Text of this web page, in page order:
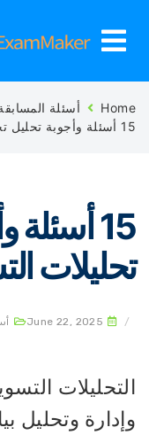
أسئلة المسابقة
15 أسئلة
June 22, 2025 أسئلة
وتحليل